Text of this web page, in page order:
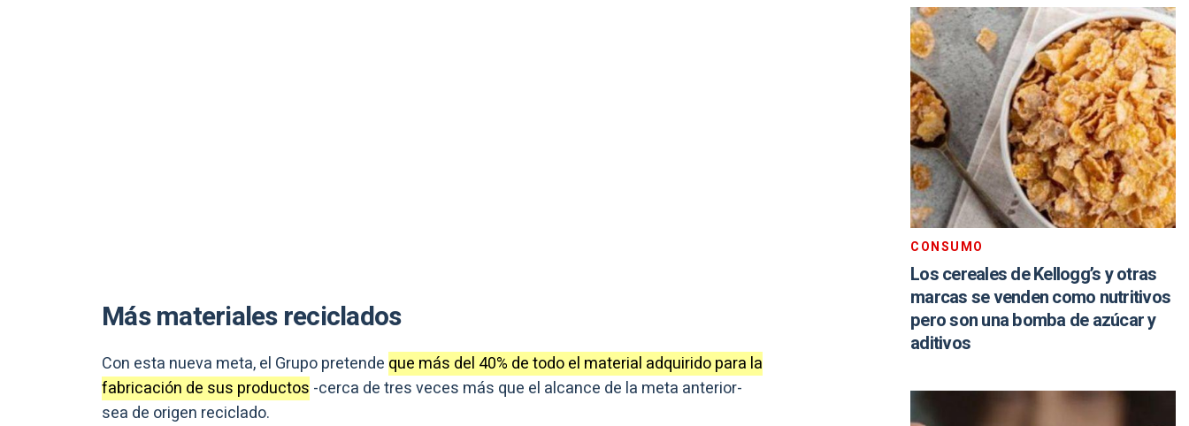
Más materiales reciclados
Con esta nueva meta, el Grupo pretende que más del 40% de todo el material adquirido para la
fabricación de sus productos -cerca de tres veces más que el alcance de la meta anterior-
sea de origen reciclado.
CONSUMO
Los cereales de Kellogg’s y otras
marcas se venden como nutritivos
pero son una bomba de azúcar y
aditivos